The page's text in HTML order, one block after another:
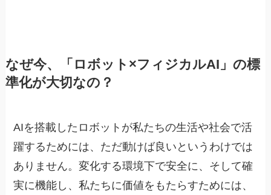
なぜ今、「ロボット×フィジカルAI」の標
準化が大切なの？
AIを搭載したロボットが私たちの生活や社会で活
躍するためには、ただ動けば良いというわけでは
ありません。変化する環境下で安全に、そして確
実に機能し、私たちに価値をもたらすためには、